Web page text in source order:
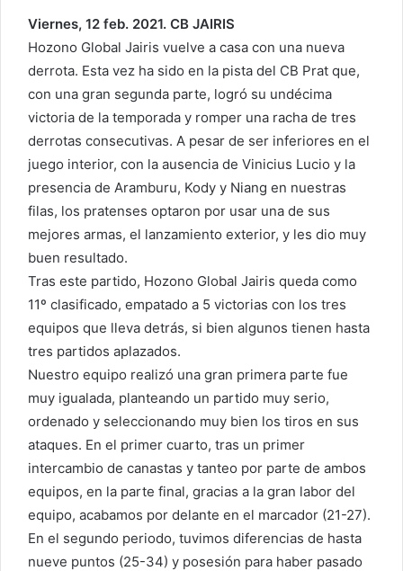
Viernes, 12 feb. 2021. CB JAIRIS
Hozono Global Jairis vuelve a casa con una nueva
derrota. Esta vez ha sido en la pista del CB Prat que,
con una gran segunda parte, logró su undécima
victoria de la temporada y romper una racha de tres
derrotas consecutivas. A pesar de ser inferiores en el
juego interior, con la ausencia de Vinicius Lucio y la
presencia de Aramburu, Kody y Niang en nuestras
filas, los pratenses optaron por usar una de sus
mejores armas, el lanzamiento exterior, y les dio muy
buen resultado.
Tras este partido, Hozono Global Jairis queda como
11º clasificado, empatado a 5 victorias con los tres
equipos que lleva detrás, si bien algunos tienen hasta
tres partidos aplazados.
Nuestro equipo realizó una gran primera parte fue
muy igualada, planteando un partido muy serio,
ordenado y seleccionando muy bien los tiros en sus
ataques. En el primer cuarto, tras un primer
intercambio de canastas y tanteo por parte de ambos
equipos, en la parte final, gracias a la gran labor del
equipo, acabamos por delante en el marcador (21-27).
En el segundo periodo, tuvimos diferencias de hasta
nueve puntos (25-34) y posesión para haber pasado